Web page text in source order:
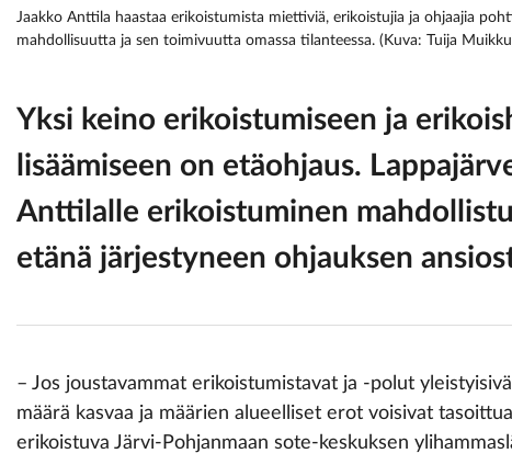
Jaakko Anttila haastaa erikoistumista miettiviä, erikoistujia ja ohjaajia
mahdollisuutta ja sen toimivuutta omassa tilanteessa. (Kuva: Tuija
Yksi keino erikoistumiseen ja
lisäämiseen on etäohjaus.
Anttilalle erikoistuminen
etänä järjestyneen ohjauksen
– Jos joustavammat erikoistumistavat ja -polut
määrä kasvaa ja määrien alueelliset erot voisivat
erikoistuva Järvi-Pohjanmaan sote-keskuksen